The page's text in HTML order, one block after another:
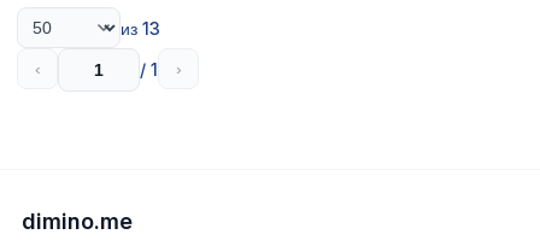
из 13
‹ / 1 ›
dimino.me